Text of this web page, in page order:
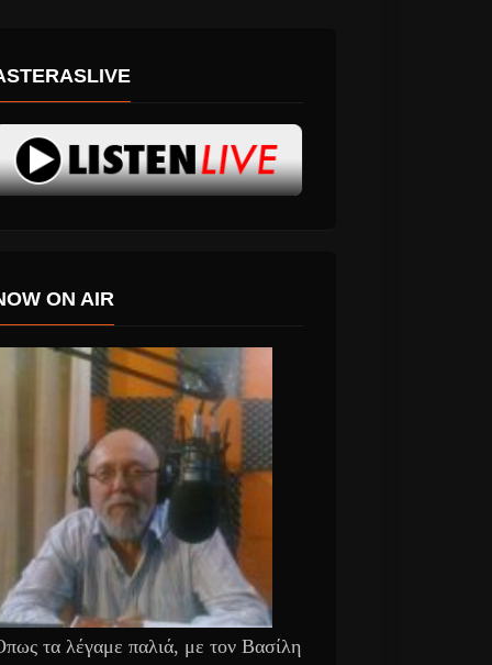
ON AIR
τα λέγαμε παλιά, με τον Βασίλη